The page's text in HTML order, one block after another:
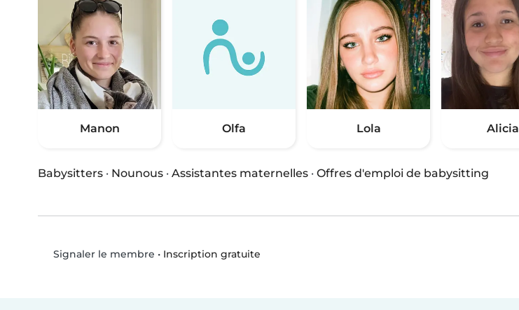
Manon Olfa Lola Alicia
Babysitters · Nounous · Assistantes maternelles · Offres d'emploi de babysitting
Signaler le membre • Inscription gratuite